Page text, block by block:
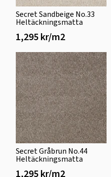
Secret Sandbeige No.33
Heltäckningsmatta
1,295 kr/m2
Secret Gråbrun No.44
Heltäckningsmatta
1,295 kr/m2